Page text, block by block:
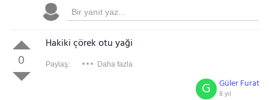
0
Hakiki çörek otu yaği
Paylaş: Daha fazla
Güler Furat
8 yıl
G